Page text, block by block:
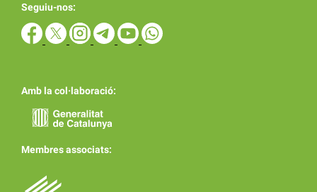
Seguiu-nos:
Amb la col·laboració:
Membres associats: